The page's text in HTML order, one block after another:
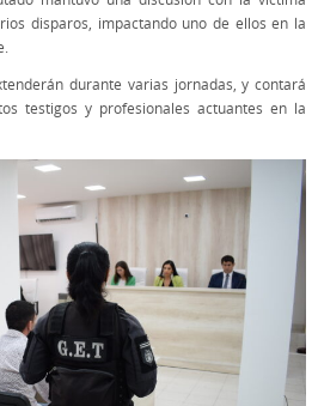
disparos, impactando uno de ellos en la
durante varias jornadas, y contará
testigos y profesionales actuantes en la